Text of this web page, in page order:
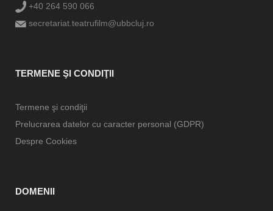
+40 264 590 066
secretariat.teatrufilm@ubbcluj.ro
TERMENE ŞI CONDIŢII
Termene şi condiţii
Prelucrarea datelor cu caracter personal (GDPR)
Despre Cookies
DOMENII